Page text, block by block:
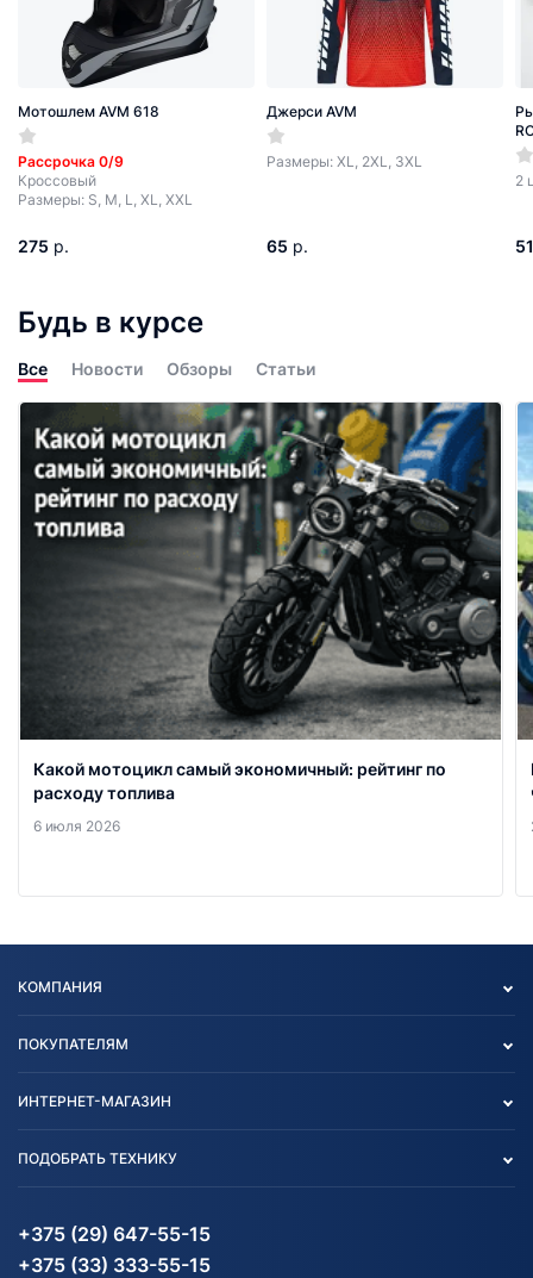
Мотошлем AVM 618
Рассрочка 0/9
Кроссовый
Размеры: S, M, L, XL, XXL
275 р.
Джерси AVM
Размеры: XL, 2XL, 3XL
65 р.
2
51
Будь в курсе
Все Новости Обзоры Статьи
Какой мотоцикл самый экономичный: рейтинг по
расходу топлива
6 июля 2026
КОМПАНИЯ
Блог
Карта сайта
ПОКУПАТЕЛЯМ
Согласие на обработку
Информация до получения
согласия на обработку
ИНТЕРНЕТ-МАГАЗИН
Агротехника
Водный транспорт
Электротранспорт
ПОДОБРАТЬ ТЕХНИКУ
Агротехника
Электротранспорт
+375 (29) 647-55-15
+375 (33) 333-55-15